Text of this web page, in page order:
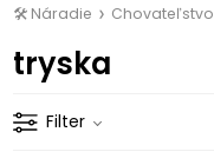
🛠️ Náradie Chovateľstvo
tryska
Filter